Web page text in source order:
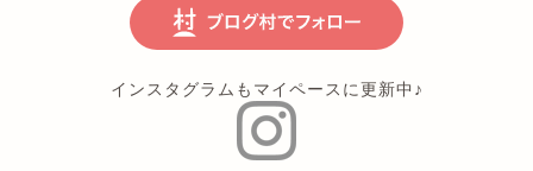
インスタグラムもマイペースに更新中♪